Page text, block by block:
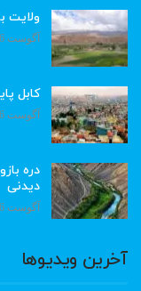
ولایت
آگوست 6, 2026
کابل
آگوست 6, 2026
دره
دیدنی
آگوست 6, 2026
آخرین ویدیوها